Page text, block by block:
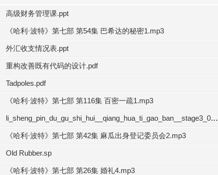
高级财务管理课.ppt
《哈利·波特》第七部 第54集 巴希达的秘密1.mp3
外汇收支情况表.ppt
重构改善既有代码的设计.pdf
Tadpoles.pdf
《哈利·波特》第七部 第116集 百密一疏1.mp3
li_sheng_pin_du_gu_shi_hui__qiang_hua_ti_gao_ban__stage3_04.mp3
《哈利·波特》第七部 第42集 麻瓜出身登记委员会2.mp3
Old Rubber.sp
《哈利·波特》第七部 第26集 婚礼4.mp3